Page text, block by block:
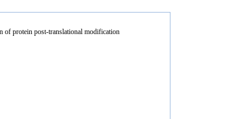
protein post-translational modification